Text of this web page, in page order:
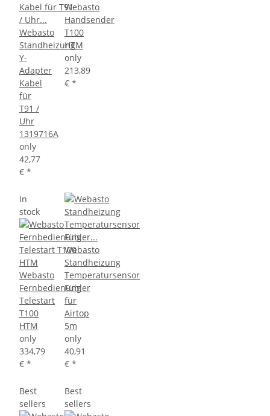
Webasto
Standheizung
Y-
Adapter
Kabel
für
T91 /
Uhr
1319716A
only
42,77
€ *
Webasto
Handsender
T100
HTM
only
213,89
€ *
In
stock
Webasto
Fernbedienung
Telestart
T100
HTM
only
334,79
€ *
Webasto
Standheizung
Temperatursensor
Fühler
für
Airtop
5m
only
40,91
€ *
Best
sellers
Best
sellers